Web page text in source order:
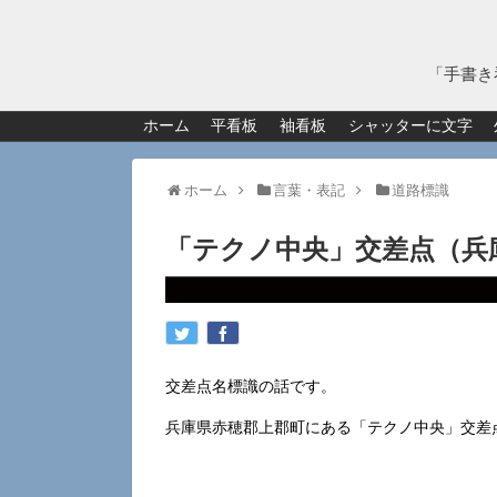
「手書
ホーム 平看板 袖看板 シャッターに文字
ホーム 言葉・表記 道路標識
「テクノ中央」交差点（兵
交差点名標識の話です。
兵庫県赤穂郡上郡町にある「テクノ中央」交